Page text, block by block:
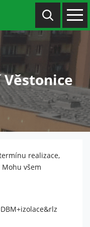
Věstonice
realizace,
všem